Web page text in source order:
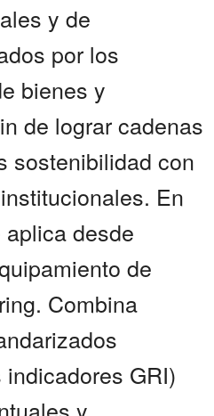
y de
por los
bienes y
de lograr cadenas
sostenibilidad con
En
desde
de
Combina
GRI)